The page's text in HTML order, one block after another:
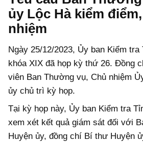
ủy Lộc Hà kiểm
nhiệm
Ngày 25/12/2023, Ủy ban Kiểm tra
khóa XIX đã họp kỳ thứ 26. Đồng
viên Ban Thường vụ, Chủ nhiệm
ủy chủ trì kỳ họp.
Tại kỳ họp này, Ủy ban Kiểm tra
xem xét kết quả giám sát đối với
Huyện ủy, đồng chí Bí thư Huyện